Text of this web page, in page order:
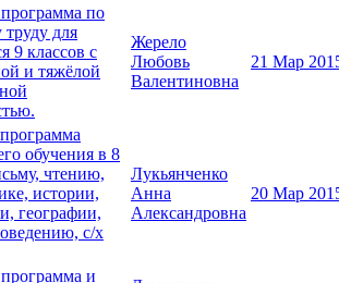
по
для
9 классов с
и тяжёлой
Жерело
Любовь
Валентиновна
21 Мар
обучения в 8
чтению,
истории,
географии,
с/х
Лукьянченко
Анна
Александровна
20 Мар
и